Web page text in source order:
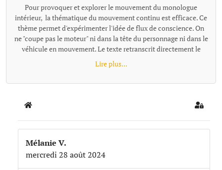
Pour provoquer et explorer le mouvement du monologue
intérieur, la thématique du mouvement continu est efficace. Ce
thème permet d'expérimenter l'idée de flux de conscience. On
ne "coupe pas le moteur" ni dans la tête du personnage ni dans le
véhicule en mouvement. Le texte retranscrit directement le
monologue intérieur comme un "micro branché dans le
cerveau". Exemples de textes écrits avec cette proposition : -
Lire plus...
Home Sign In
Mélanie V.
mercredi 28 août 2024